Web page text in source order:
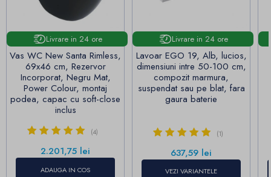
Livrare in 24 ore
Vas WC New Santa Rimless,
69x46 cm, Rezervor
Incorporat, Negru Mat,
Power Colour, montaj
podea, capac cu soft-close
inclus
(4)
Pret
2.201,75 lei
ADAUGA IN COS
Livrare in 24 ore
Lavoar EGO 19, Alb, lucios,
dimensiuni intre 50-100 cm,
compozit marmura,
suspendat sau pe blat, fara
gaura baterie
(1)
Pret
637,59 lei
VEZI VARIANTELE